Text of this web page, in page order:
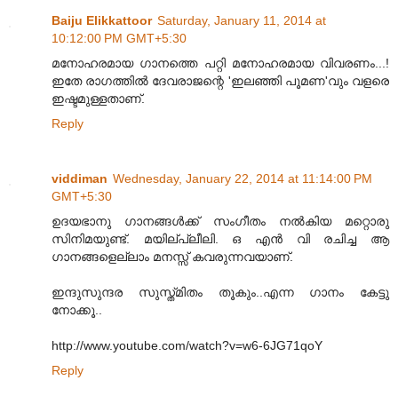
Baiju Elikkattoor Saturday, January 11, 2014 at
10:12:00 PM GMT+5:30
മനോഹരമായ ഗാനത്തെ പറ്റി മനോഹരമായ വിവരണം...!
ഇതേ രാഗത്തിൽ ദേവരാജന്റെ 'ഇലഞ്ഞി പൂമണ'വും വളരെ
ഇഷ്ടമുള്ളതാണ്.
Reply
viddiman Wednesday, January 22, 2014 at 11:14:00 PM
GMT+5:30
ഉദയഭാനു ഗാനങ്ങൾക്ക് സംഗീതം നൽകിയ മറ്റൊരു
സിനിമയുണ്ട്. മയില്പ്ലീലി. ഒ എൻ വി രചിച്ച ആ
ഗാനങ്ങളെല്ലാം മനസ്സ് കവരുന്നവയാണ്.
ഇന്ദുസുന്ദര സുസ്ത്മിതം തൂകും..എന്ന ഗാനം കേട്ടു
നോക്കൂ..
http://www.youtube.com/watch?v=w6-6JG71qoY
Reply